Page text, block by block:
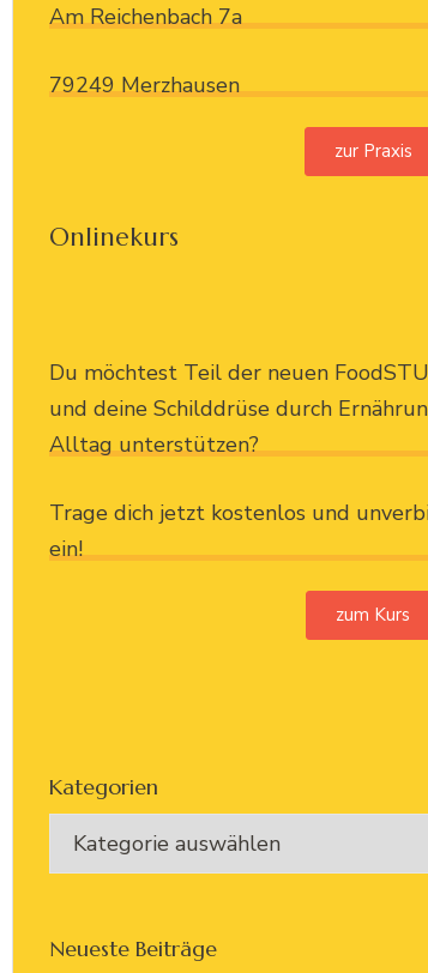
Am Reichenbach 7a
79249 Merzhausen
zur Praxis
Onlinekurs
Du möchtest Teil der neuen
und deine Schilddrüse durch
Alltag unterstützen?
Trage dich jetzt kostenlos und
ein!
zum Kurs
Kategorien
Neueste Beiträge